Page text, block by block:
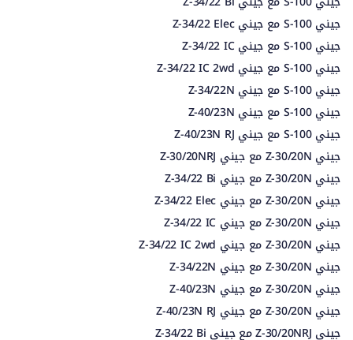
جيني S-100 مع جيني Z-34/22 Elec
جيني S-100 مع جيني Z-34/22 IC
جيني S-100 مع جيني Z-34/22 IC 2wd
جيني S-100 مع جيني Z-34/22N
جيني S-100 مع جيني Z-40/23N
جيني S-100 مع جيني Z-40/23N RJ
جيني Z-30/20N مع جيني Z-30/20NRJ
جيني Z-30/20N مع جيني Z-34/22 Bi
جيني Z-30/20N مع جيني Z-34/22 Elec
جيني Z-30/20N مع جيني Z-34/22 IC
جيني Z-30/20N مع جيني Z-34/22 IC 2wd
جيني Z-30/20N مع جيني Z-34/22N
جيني Z-30/20N مع جيني Z-40/23N
جيني Z-30/20N مع جيني Z-40/23N RJ
جيني Z-30/20NRJ مع جيني Z-34/22 Bi